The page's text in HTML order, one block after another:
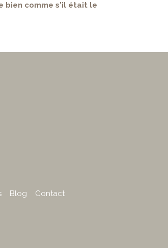
bien comme s'il était le
Blog
Contact